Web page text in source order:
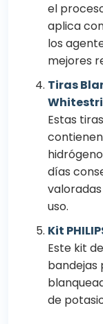
el
aplica
los
mejores
Tiras
Estas
días
uso.
Kit
Este kit
bandejas
de